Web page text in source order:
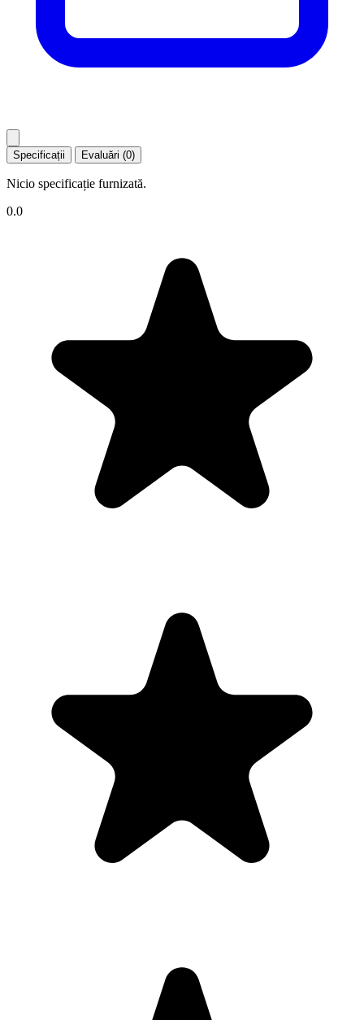
Specificații Evaluări (0)
Nicio specificație furnizată.
0.0